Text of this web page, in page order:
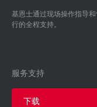
基恩士通过现场操作指导
行的全程支持。
服务支持
下载